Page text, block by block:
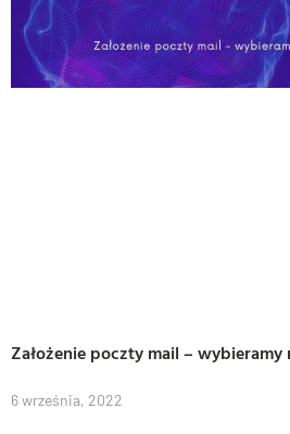
Założenie poczty mail –
6 września, 2022